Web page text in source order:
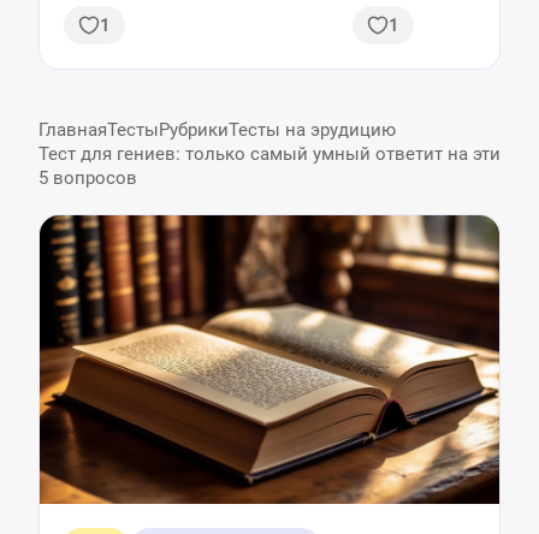
1
приключений
1
ГлавнаяТестыРубрикиТесты на эрудицию
Тест для гениев: только самый умный ответит на эти
5 вопросов